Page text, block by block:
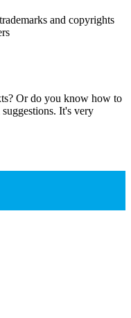
and copyrights
Or do you know how to
It's very